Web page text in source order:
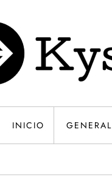
INICIO GENERAL